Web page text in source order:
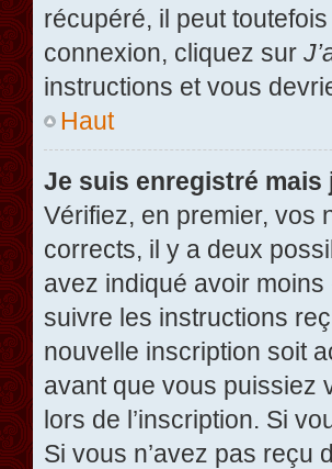
récupéré, il peut
connexion, cliquez sur
instructions et vous
Haut
Je suis enregistré mais
Vérifiez, en premier, vos
corrects, il y a deux
avez indiqué avoir
suivre les instructions
nouvelle inscription soit
avant que vous puissiez
lors de l’inscription. Si
Si vous n’avez pas reçu